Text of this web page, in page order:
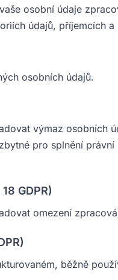
osobní údaje
údajů, příjemcích
osobních údajů.
výmaz osobních
pro splnění
GDPR)
omezení
běžně